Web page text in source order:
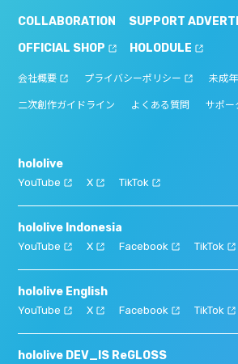
COLLABORATION
SUPPORT
OFFICIAL SHOP
HOLODULE
会社概要 プライバシーポリシー 未成
二次創作ガイドライン よくある質問 サポー
hololive
YouTube X TikTok
hololive Indonesia
YouTube X Facebook TikTok
hololive English
YouTube X Facebook TikTok
hololive DEV_IS ReGLOSS